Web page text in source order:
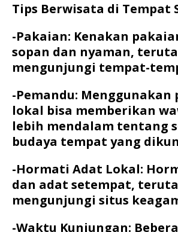
Tips Berwisata di Tempat
-Pakaian: Kenakan
sopan dan nyaman,
mengunjungi tempat-
-Pemandu: Menggunakan
lokal bisa memberikan
lebih mendalam tentang
budaya tempat yang
-Hormati Adat Lokal:
dan adat setempat,
mengunjungi situs
-Waktu Kunjungan: